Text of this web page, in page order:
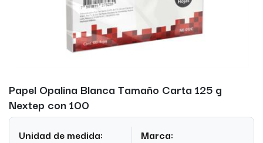
Papel Opalina Blanca Tamaño Carta 125 g
Nextep con 100
Unidad de medida: Marca: